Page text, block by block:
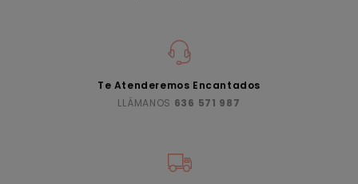
Te Atenderemos Encantados
LLÁMANOS 636 571 987